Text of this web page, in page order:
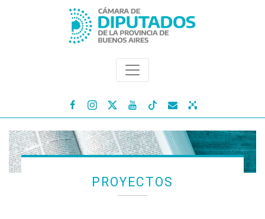
   
PROYECTOS